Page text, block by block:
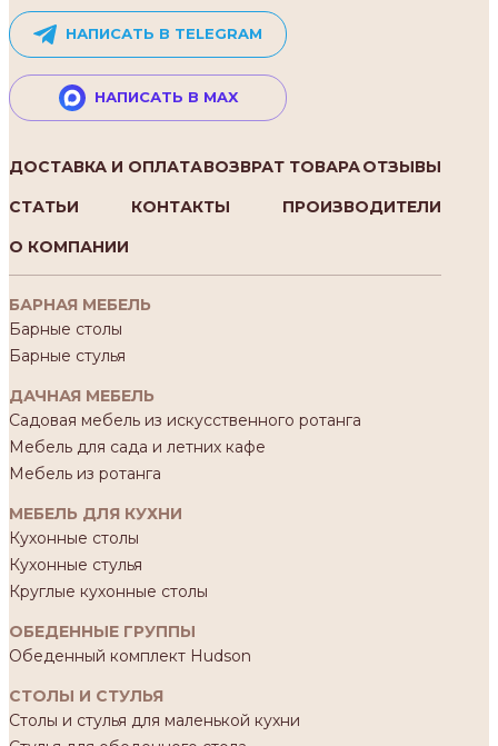
НАПИСАТЬ В TELEGRAM
НАПИСАТЬ В MAX
ДОСТАВКА И ОПЛАТАВОЗВРАТ ТОВАРАОТЗЫВЫ
СТАТЬИ
КОНТАКТЫ
ПРОИЗВОДИТЕЛИ
О КОМПАНИИ
БАРНАЯ МЕБЕЛЬ
Барные столы
Барные стулья
ДАЧНАЯ МЕБЕЛЬ
Садовая мебель из искусственного ротанга
Мебель для сада и летних кафе
Мебель из ротанга
МЕБЕЛЬ ДЛЯ КУХНИ
Кухонные столы
Кухонные стулья
Круглые кухонные столы
ОБЕДЕННЫЕ ГРУППЫ
Обеденный комплект Hudson
СТОЛЫ И СТУЛЬЯ
Столы и стулья для маленькой кухни